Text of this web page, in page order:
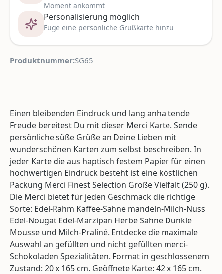
Moment ankommt
Personalisierung möglich
Füge eine persönliche Grußkarte hinzu
Produktnummer:SG65
Einen bleibenden Eindruck und lang anhaltende
Freude bereitest Du mit dieser Merci Karte. Sende
persönliche süße Grüße an Deine Lieben mit
wunderschönen Karten zum selbst beschreiben. In
jeder Karte die aus haptisch festem Papier für einen
hochwertigen Eindruck besteht ist eine köstlichen
Packung Merci Finest Selection Große Vielfalt (250 g).
Die Merci bietet für jeden Geschmack die richtige
Sorte: Edel-Rahm Kaffee-Sahne mandeln-Milch-Nuss
Edel-Nougat Edel-Marzipan Herbe Sahne Dunkle
Mousse und Milch-Praliné. Entdecke die maximale
Auswahl an gefüllten und nicht gefüllten merci-
Schokoladen Spezialitäten. Format in geschlossenem
Zustand: 20 x 165 cm. Geöffnete Karte: 42 x 165 cm.